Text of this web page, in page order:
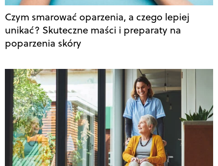
Czym smarować oparzenia, a czego lepiej
unikać? Skuteczne maści i preparaty na
poparzenia skóry